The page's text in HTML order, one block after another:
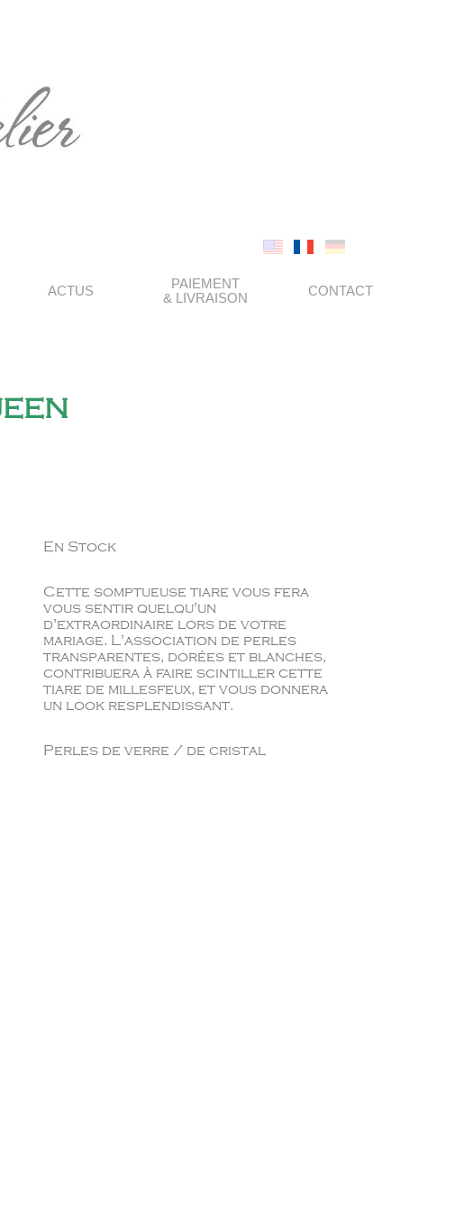
ACTUS
PAIEMENT
& LIVRAISON
CONTACT
En Stock
Cette somptueuse tiare vous fera
vous sentir quelqu'un
d'extraordinaire lors de votre
mariage. L'association de perles
transparentes, dorées et blanches,
contribuera à faire scintiller cette
tiare de millesfeux, et vous donnera
un look resplendissant.
Perles de verre / de cristal